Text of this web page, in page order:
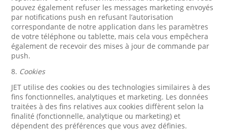
pouvez également refuser les messages marketing envoyés
par notifications push en refusant l’autorisation
correspondante de notre application dans les paramètres
de votre téléphone ou tablette, mais cela vous empêchera
également de recevoir des mises à jour de commande par
push.
8. Cookies
JET utilise des cookies ou des technologies similaires à des
fins fonctionnelles, analytiques et marketing. Les données
traitées à des fins relatives aux cookies diffèrent selon la
finalité (fonctionnelle, analytique ou marketing) et
dépendent des préférences que vous avez définies.